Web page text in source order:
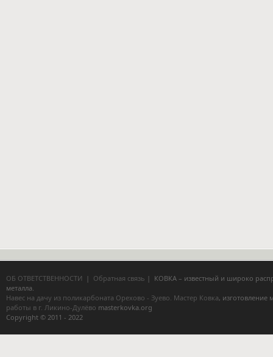
ОБ ОТВЕТСТВЕННОСТИ | Обратная связь | КОВКА – известный и широко
металла.
Навес на дачу из поликарбоната Орехово - Зуево. Мастер Ковка, изготовление
работы в г. Ликино-Дулёво masterkovka.org
Copyright © 2011 - 2022